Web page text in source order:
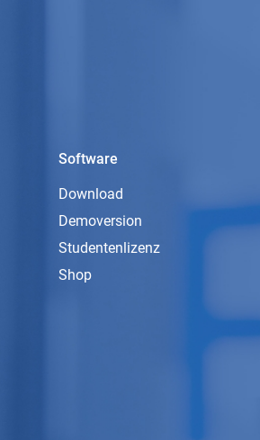
Software
Download
Demoversion
Studentenlizenz
Shop